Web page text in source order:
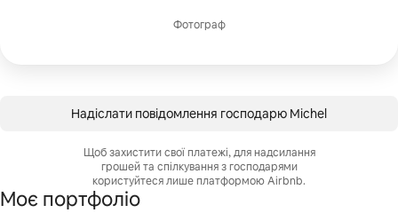
Фотограф
Надіслати повідомлення господарю Michel
Щоб захистити свої платежі, для надсилання
грошей та спілкування з господарями
користуйтеся лише платформою Airbnb.
Моє портфоліо